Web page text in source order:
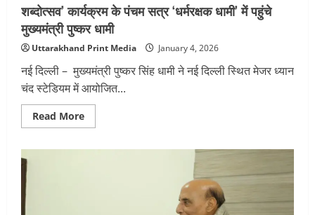
शब्दोत्सव’ कार्यक्रम के पंचम सत्र ‘धर्मरक्षक धामी’ में पहुंचे
मुख्यमंत्री पुष्कर धामी
Uttarakhand Print Media January 4, 2026
नई दिल्ली – मुख्यमंत्री पुष्कर सिंह धामी ने नई दिल्ली स्थित मेजर ध्यान
चंद स्टेडियम में आयोजित...
Read MoreRead
more